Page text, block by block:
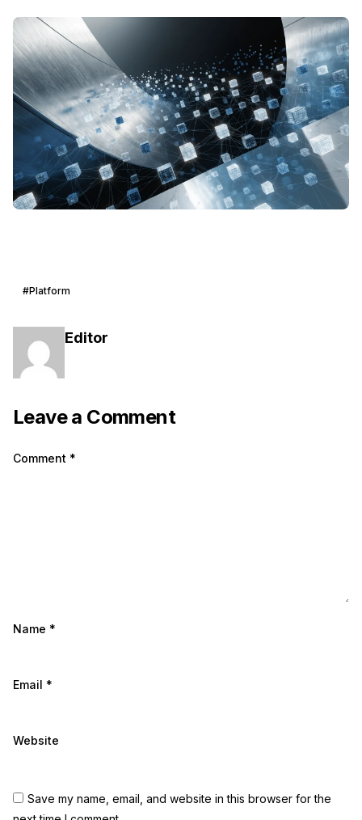
#Platform
Editor
Leave a Comment
Comment *
Name *
Email *
Website
Save my name, email, and website in this browser for the